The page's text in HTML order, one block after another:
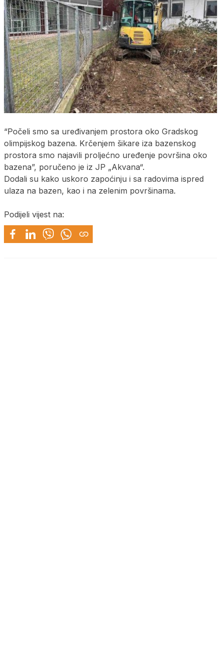
“Počeli smo sa uređivanjem prostora oko Gradskog
olimpijskog bazena. Krčenjem šikare iza bazenskog
prostora smo najavili proljećno uređenje površina oko
bazena”, poručeno je iz JP „Akvana“.
Dodali su kako uskoro zapoćinju i sa radovima ispred
ulaza na bazen, kao i na zelenim površinama.
Podijeli vijest na: